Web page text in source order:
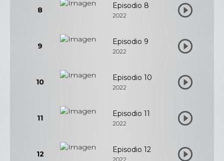
8 Episodio 8
2022
9 Episodio 9
2022
10 Episodio 10
2022
11 Episodio 11
2022
12 Episodio 12
2022